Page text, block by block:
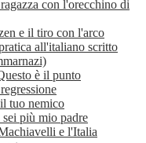
con l'orecchino di
e il tiro con l'arco
all'italiano scritto
è il punto
tuo nemico
più mio padre
e l'Italia